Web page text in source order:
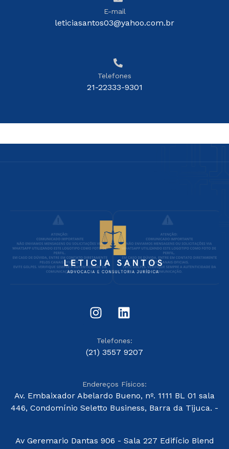
E-mail
leticiasantos03@yahoo.com.br
Telefones
21-22333-9301
Telefones:
(21) 3557 9207
Endereços Físicos:
Av. Embaixador Abelardo Bueno, nº. 1111 BL 01 sala
446, Condomínio Seletto Business, Barra da Tijuca. -
Av Geremario Dantas 906 - Sala 227 Edifício Blend